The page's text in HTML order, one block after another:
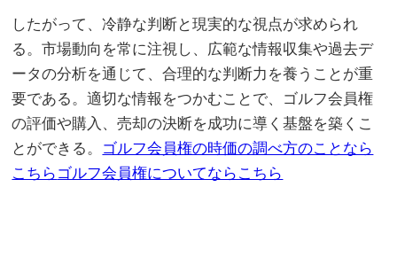
したがって、冷静な判断と現実的な視点が求められ
る。市場動向を常に注視し、広範な情報収集や過去デ
ータの分析を通じて、合理的な判断力を養うことが重
要である。適切な情報をつかむことで、ゴルフ会員権
の評価や購入、売却の決断を成功に導く基盤を築くこ
とができる。 ゴルフ会員権の時価の調べ方のことなら
こちら ゴルフ会員権についてならこちら